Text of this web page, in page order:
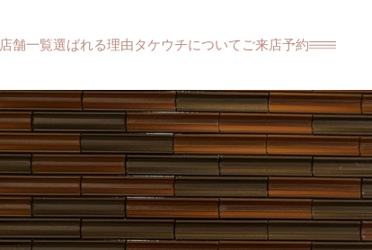
店舗一覧選ばれる理由タケウチについて ご来店予約